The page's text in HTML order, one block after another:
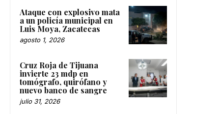
Ataque con explosivo mata
a un policía municipal en
Luis Moya, Zacatecas
agosto 1, 2026
Cruz Roja de Tijuana
invierte 23 mdp en
tomógrafo, quirófano y
nuevo banco de sangre
julio 31, 2026